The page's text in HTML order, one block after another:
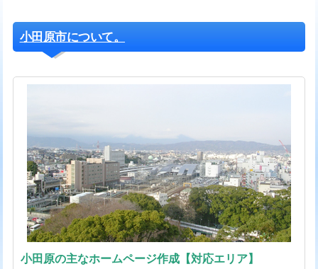
小田原市について。
小田原の主なホームページ作成【対応エリア】